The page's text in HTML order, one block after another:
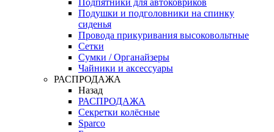
Подпятники для автоковриков
Подушки и подголовники на спинку
сиденья
Провода прикуривания высоковольтные
Сетки
Сумки / Органайзеры
Чайники и аксессуары
РАСПРОДАЖА
Назад
РАСПРОДАЖА
Секретки колёсные
Sparco